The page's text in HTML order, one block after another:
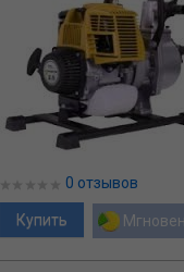
0 отзывов